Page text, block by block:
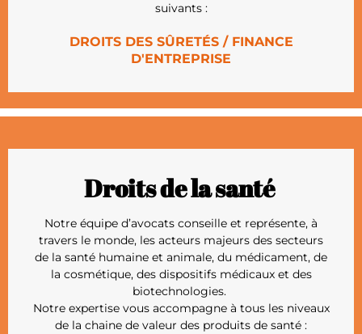
suivants :
DROITS DES SÛRETÉS / FINANCE
D'ENTREPRISE
Droits de la santé
Notre équipe d’avocats conseille et représente, à
travers le monde, les acteurs majeurs des secteurs
de la santé humaine et animale, du médicament, de
la cosmétique, des dispositifs médicaux et des
biotechnologies.
Notre expertise vous accompagne à tous les niveaux
de la chaine de valeur des produits de santé :